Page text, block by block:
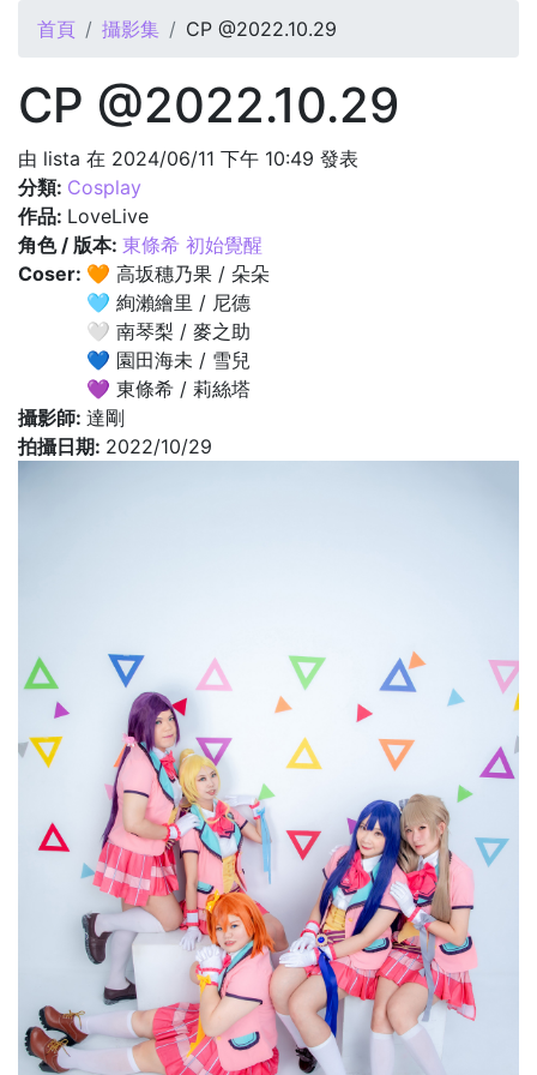
您在這裡
首頁 攝影集 CP @2022.10.29
CP @2022.10.29
由 lista 在 2024/06/11 下午 10:49 發表
分類: Cosplay
作品: LoveLive
角色 / 版本: 東條希 初始覺醒
Coser: 🧡 高坂穗乃果 / 朵朵
🩵 絢瀨繪里 / 尼德
🤍 南琴梨 / 麥之助
💙 園田海未 / 雪兒
💜 東條希 / 莉絲塔
攝影師: 達剛
拍攝日期: 2022/10/29